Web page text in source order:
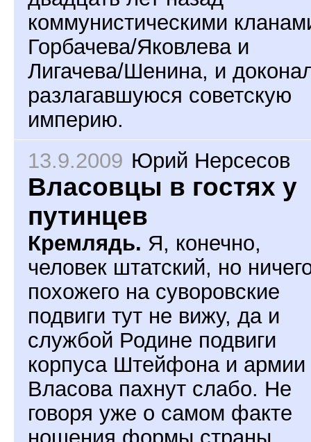
коммунистическими
Горбачева/Яковлева и
Лигачева/Шенина, и
разлагавшуюся советскую
империю.
13.9.2009 Юрий Нерсесов
Власовцы в гостях у
путинцев
Кремлядь. Я, конечно,
человек штатский, но
похожего на суворовские
подвиги тут не вижу, да и
службой Родине подвиги
корпуса Штейфона и армии
Власова пахнут слабо. Не
говоря уже о самом факте
ношения формы страны,